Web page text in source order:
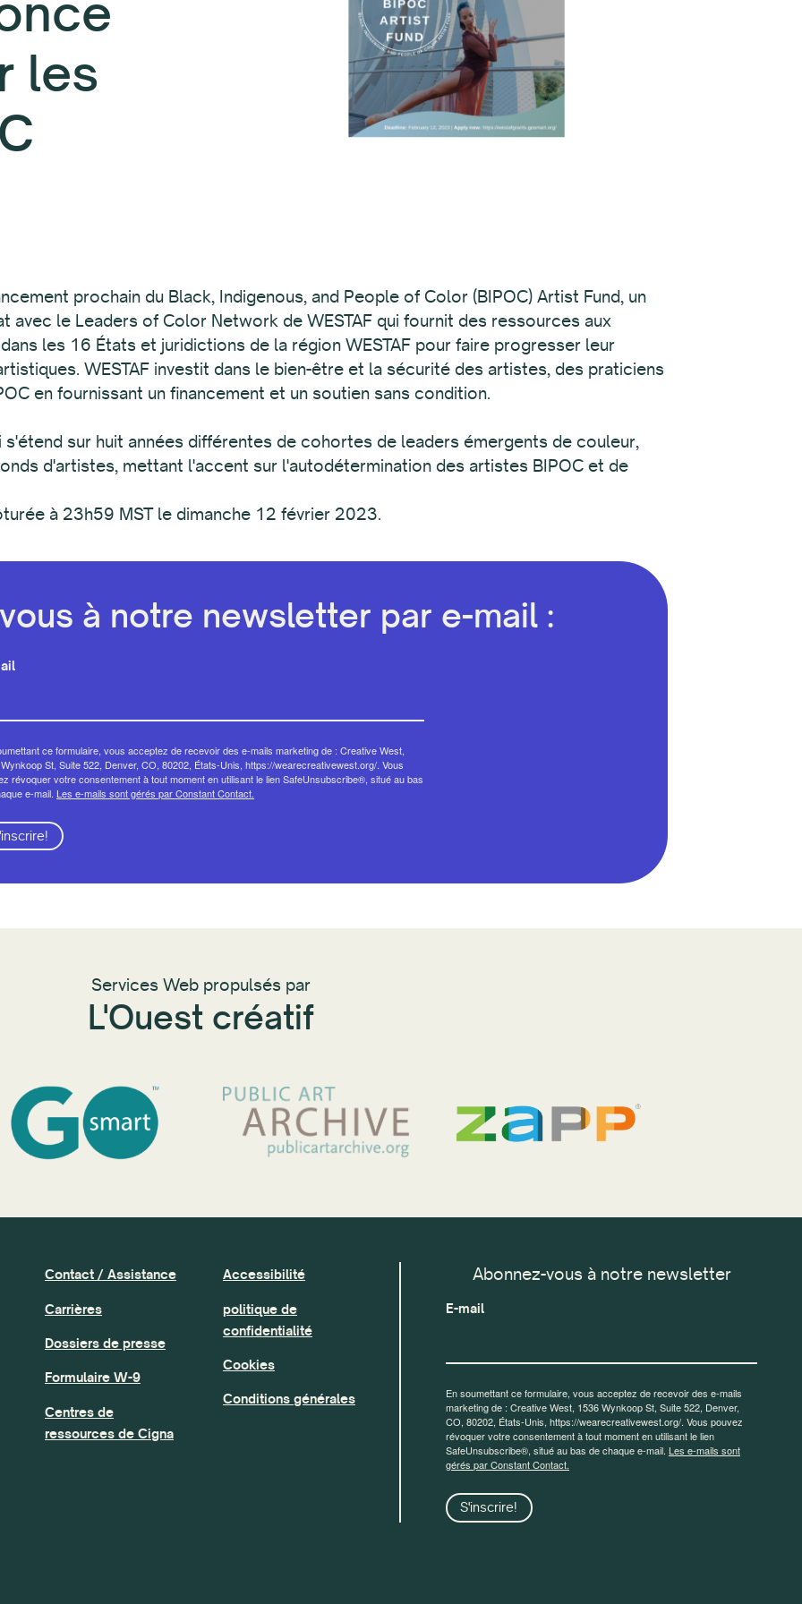
les
prochain du Black, Indigenous, and People of Color (BIPOC) Artist Fund, un
avec le Leaders of Color Network de WESTAF qui fournit des ressources aux
les 16 États et juridictions de la région WESTAF pour faire progresser leur
WESTAF investit dans le bien-être et la sécurité des artistes, des praticiens
en fournissant un financement et un soutien sans condition.
sur huit années différentes de cohortes de leaders émergents de couleur,
d'artistes, mettant l'accent sur l'autodétermination des artistes BIPOC et de
à 23h59 MST le dimanche 12 février 2023.
à notre newsletter par e-mail :
ce formulaire, vous acceptez de recevoir des e-mails marketing de : Creative West,
St, Suite 522, Denver, CO, 80202, États-Unis, https://wearecreativewest.org/. Vous
révoquer votre consentement à tout moment en utilisant le lien SafeUnsubscribe®, situé au bas
e-mail. Les e-mails sont gérés par Constant Contact.
Services Web propulsés par
L'Ouest créatif
Contact / Assistance
Carrières
Dossiers de presse
Formulaire W-9
Centres de
ressources de Cigna
Accessibilité
politique de
confidentialité
Cookies
Conditions générales
Abonnez-vous à notre newsletter
E-mail
En soumettant ce formulaire, vous acceptez de recevoir des e-mails
marketing de : Creative West, 1536 Wynkoop St, Suite 522, Denver,
CO, 80202, États-Unis, https://wearecreativewest.org/. Vous pouvez
révoquer votre consentement à tout moment en utilisant le lien
SafeUnsubscribe®, situé au bas de chaque e-mail. Les e-mails sont
gérés par Constant Contact.
S'inscrire!